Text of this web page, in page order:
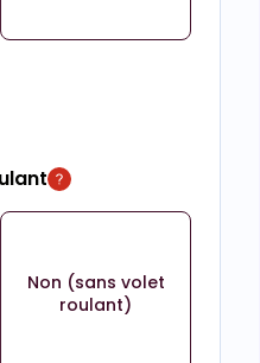
Non (sans volet
roulant)